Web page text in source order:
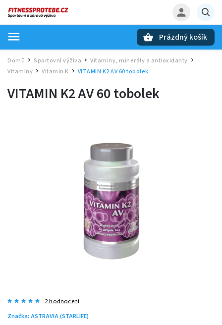
Prázdný košík
Domů / Sportovní výživa / Vitaminy, minerály a antioxidanty
Vitamíny / Vitamin K VITAMIN K2 AV 60 tobolek
VITAMIN K2 AV 60 tobolek
2 hodnocení
Značka: ASTRAVIA (STARLIFE)